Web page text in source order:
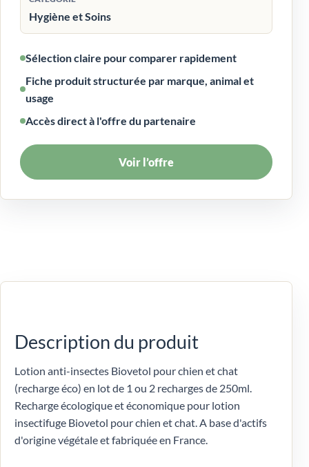
Hygiène et Soins
Sélection claire pour comparer rapidement
Fiche produit structurée par marque, animal et
usage
Accès direct à l'offre du partenaire
Voir l’offre
Description du produit
Lotion anti-insectes Biovetol pour chien et chat
(recharge éco) en lot de 1 ou 2 recharges de 250ml.
Recharge écologique et économique pour lotion
insectifuge Biovetol pour chien et chat. A base d'actifs
d'origine végétale et fabriquée en France.